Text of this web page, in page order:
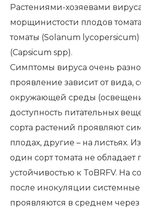
Растениями-хозяевами
морщинистости плодов
томаты (Solanum
(Capsicum spp).
Симптомы вируса очень
проявление зависит от вида,
окружающей среды
доступность питательных
сорта растений проявляют
плодах, другие – на листьях.
один сорт томата не обладает
устойчивостью к ToBRFV. На
после инокуляции
проявляются в среднем через